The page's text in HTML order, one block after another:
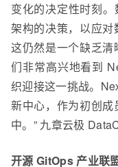
变化的决定性时刻
架构的决策，以应
这仍然是一个缺乏
们非常高兴地看到
织迎接这一挑战。
新中心，作为初创
中。” 九章云极
开源 GitOps 产业联